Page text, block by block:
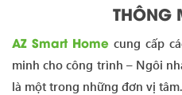
THÔNG
AZ Smart Home cung cấp
minh cho công trình – Ngôi
là một trong những đơn vị